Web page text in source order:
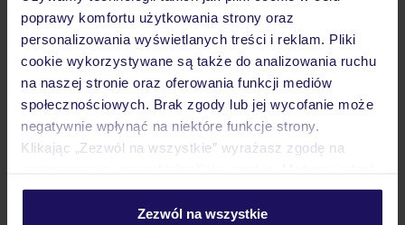
poprawy komfortu użytkowania strony oraz
personalizowania wyświetlanych treści i reklam. Pliki
cookie wykorzystywane są także do analizowania ruchu
na naszej stronie oraz oferowania funkcji mediów
społecznościowych. Brak zgody lub jej wycofanie może
negatywnie wpłynąć na niektóre funkcje strony.
Klikając „Zezwól na wszystkie” wyrażasz zgodę na
personalizować swój wybór wchodząc w zakładkę
Zezwól na wszystkie
Lider niskich cen
Największe biuro
podróży w Polsce
Hotel